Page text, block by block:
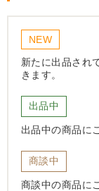
NEW
新たに出品され
きます。
出品中
出品中の商品に
商談中
商談中の商品に